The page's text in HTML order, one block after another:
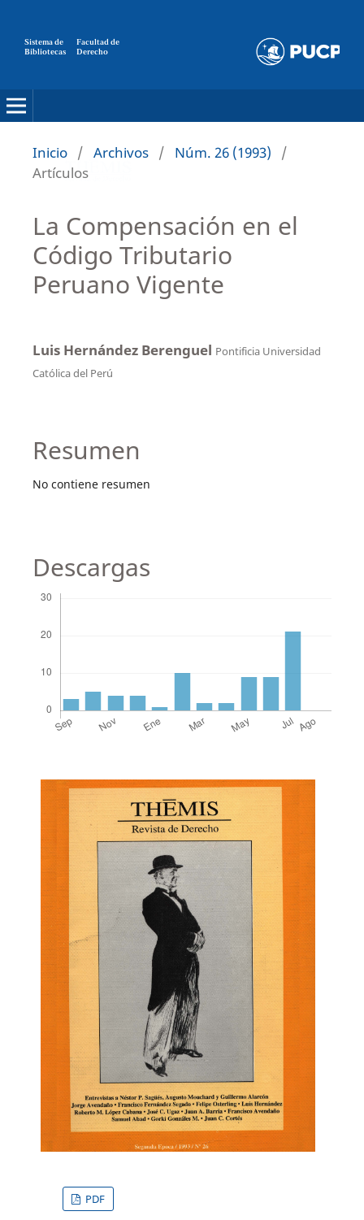
Sistema de
Bibliotecas
Facultad de
Derecho
Inicio / Archivos / Núm. 26 (1993)
/
Artículos
La Compensación en el
Código Tributario
Peruano Vigente
Luis Hernández Berenguel Pontificia Universidad
Católica del Perú
Resumen
No contiene resumen
Descargas
PDF